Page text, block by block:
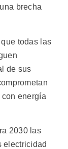
brecha
todas las
de sus
energía
2030 las
electricidad